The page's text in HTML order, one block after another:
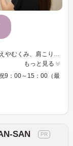
もっと見る
9：00～15：00（最
SAN